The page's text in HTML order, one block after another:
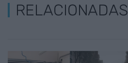
RELACIONADAS